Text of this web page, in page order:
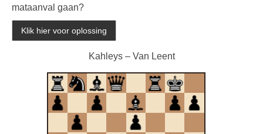
mataanval gaan?
Kahleys – Van Leent